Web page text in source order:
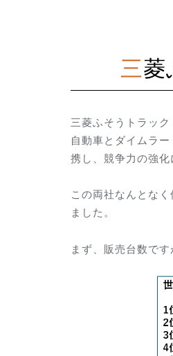
三
三菱ふそうトラッ
自動車とダイムラ
携し、競争力の強化
この両社なんとな
ました。
まず、販売台数で